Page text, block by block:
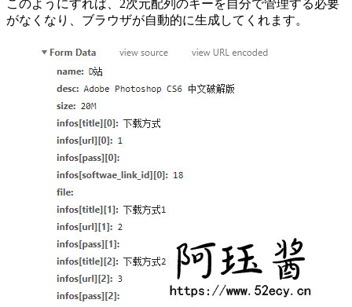
このようにすれば、2次元配列のキーを自分で管理する必要
がなくなり、ブラウザが自動的に生成してくれます。